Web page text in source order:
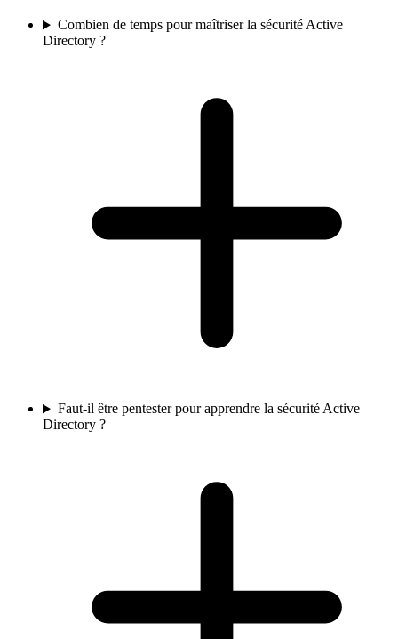
Combien de temps pour maîtriser la sécurité Active
Directory ?
Faut-il être pentester pour apprendre la sécurité Active
Directory ?